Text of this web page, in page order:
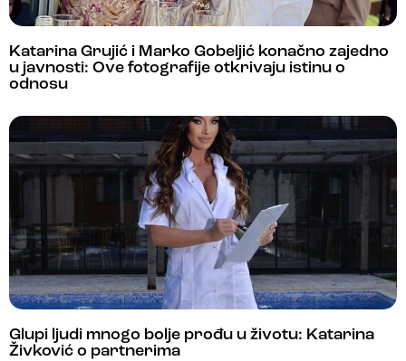
Katarina Grujić i Marko Gobeljić konačno zajedno
u javnosti: Ove fotografije otkrivaju istinu o
odnosu
Glupi ljudi mnogo bolje prođu u životu: Katarina
Živković o partnerima